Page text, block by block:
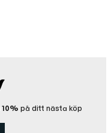
10% på ditt nästa köp